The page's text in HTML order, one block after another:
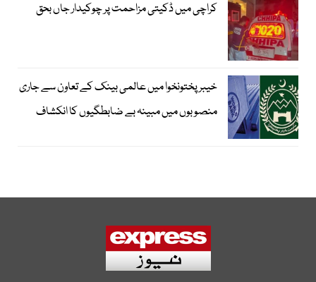
کراچی میں ڈکیتی مزاحمت پر چوکیدار جاں بحق
خیبرپختونخوا میں عالمی بینک کے تعاون سے جاری
منصوبوں میں مبینہ بے ضابطگیوں کا انکشاف